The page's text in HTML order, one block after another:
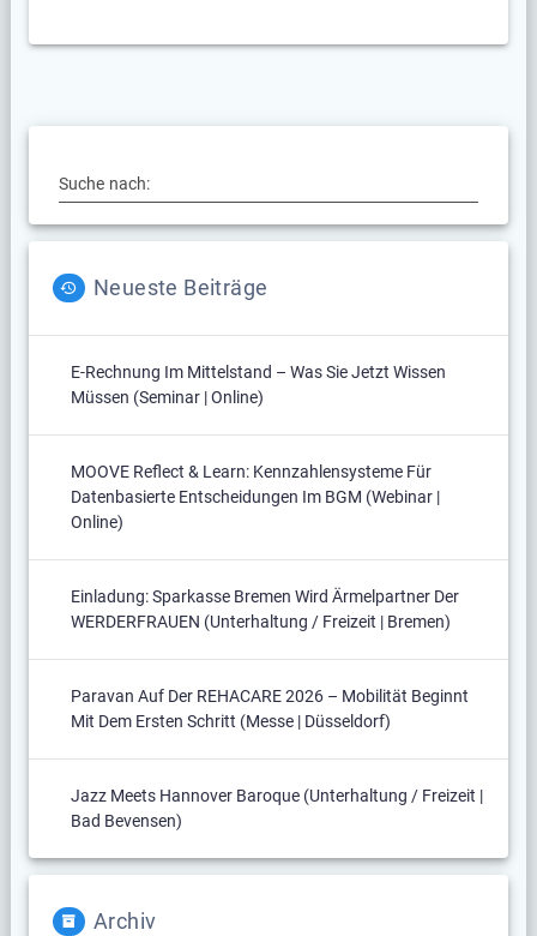
Suche nach:
Neueste Beiträge
E-Rechnung Im Mittelstand – Was Sie Jetzt Wissen
Müssen (Seminar | Online)
MOOVE Reflect & Learn: Kennzahlensysteme Für
Datenbasierte Entscheidungen Im BGM (Webinar |
Online)
Einladung: Sparkasse Bremen Wird Ärmelpartner Der
WERDERFRAUEN (Unterhaltung / Freizeit | Bremen)
Paravan Auf Der REHACARE 2026 – Mobilität Beginnt
Mit Dem Ersten Schritt (Messe | Düsseldorf)
Jazz Meets Hannover Baroque (Unterhaltung / Freizeit |
Bad Bevensen)
Archiv